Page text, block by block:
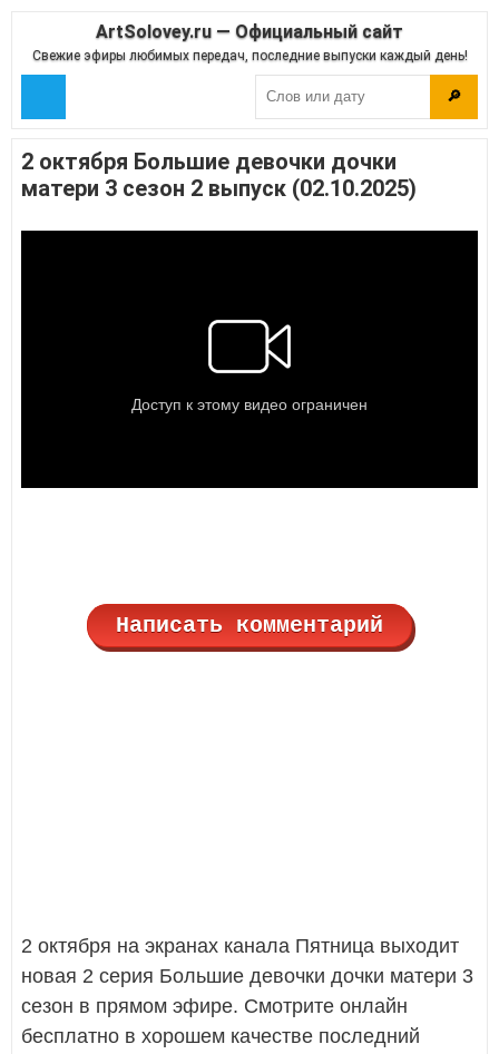
ArtSolovey.ru — Официальный сайт
Свежие эфиры любимых передач, последние выпуски каждый день!
🔎
2 октября Большие девочки дочки
матери 3 сезон 2 выпуск (02.10.2025)
Написать комментарий
2 октября на экранах канала Пятница выходит
новая 2 серия Большие девочки дочки матери 3
сезон в прямом эфире. Смотрите онлайн
бесплатно в хорошем качестве последний